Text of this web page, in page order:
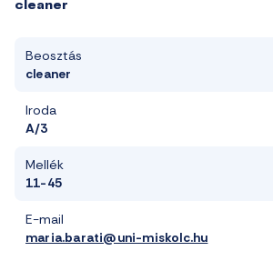
cleaner
Beosztás
cleaner
Iroda
A/3
Mellék
11-45
E-mail
maria.barati@uni-miskolc.hu